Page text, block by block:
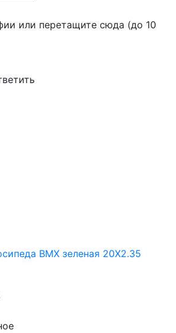
или перетащите сюда (до 10
BMX зеленая 20X2.35